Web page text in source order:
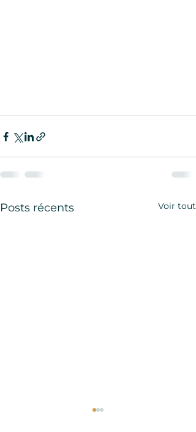
Posts récents Voir tout